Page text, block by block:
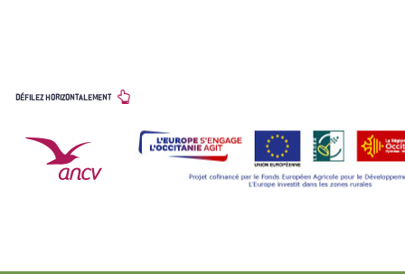
DÉFILEZ HORIZONTALEMENT